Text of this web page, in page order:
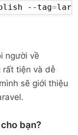
--tag=
người về
rất tiện và dễ
sẽ giới thiệu
bạn?